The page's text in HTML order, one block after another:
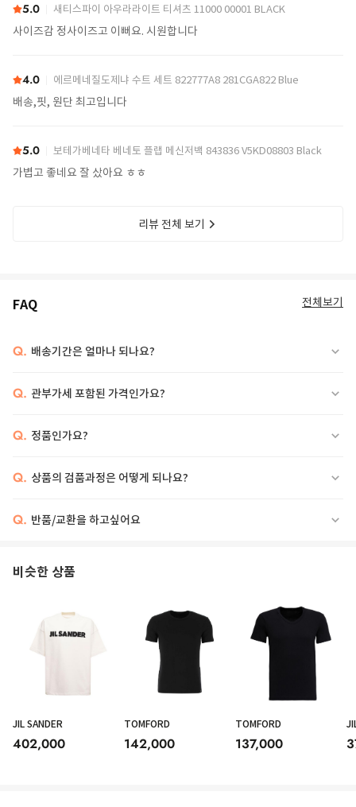
5.0 새티스파이 아우라라이트 티셔츠 11000 00001 BLACK
사이즈감 정사이즈고 이뻐요. 시원합니다
4.0 에르메네질도제냐 수트 세트 822777A8 281CGA822 Blue
배송,핏, 원단 최고입니다
5.0 보테가베네타 베네토 플랩 메신저백 843836 V5KD08803 Black
가볍고 좋네요 잘 샀아요 ㅎㅎ
리뷰 전체 보기
FAQ 전체보기
Q. 배송기간은 얼마나 되나요?
Q. 관부가세 포함된 가격인가요?
Q. 정품인가요?
Q. 상품의 검품과정은 어떻게 되나요?
Q. 반품/교환을 하고싶어요
비슷한 상품
JIL SANDER
402,000
TOMFORD
142,000
TOMFORD
137,000